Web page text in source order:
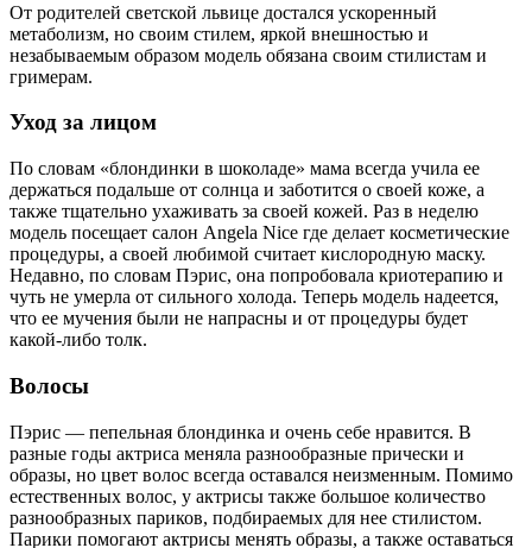
От родителей светской львице достался ускоренный
метаболизм, но своим стилем, яркой внешностью и
незабываемым образом модель обязана своим стилистам и
гримерам.
Уход за лицом
По словам «блондинки в шоколаде» мама всегда учила ее
держаться подальше от солнца и заботится о своей коже, а
также тщательно ухаживать за своей кожей. Раз в неделю
модель посещает салон Angela Nice где делает косметические
процедуры, а своей любимой считает кислородную маску.
Недавно, по словам Пэрис, она попробовала криотерапию и
чуть не умерла от сильного холода. Теперь модель надеется,
что ее мучения были не напрасны и от процедуры будет
какой-либо толк.
Волосы
Пэрис — пепельная блондинка и очень себе нравится. В
разные годы актриса меняла разнообразные прически и
образы, но цвет волос всегда оставался неизменным. Помимо
естественных волос, у актрисы также большое количество
разнообразных париков, подбираемых для нее стилистом.
Парики помогают актрисы менять образы, а также оставаться